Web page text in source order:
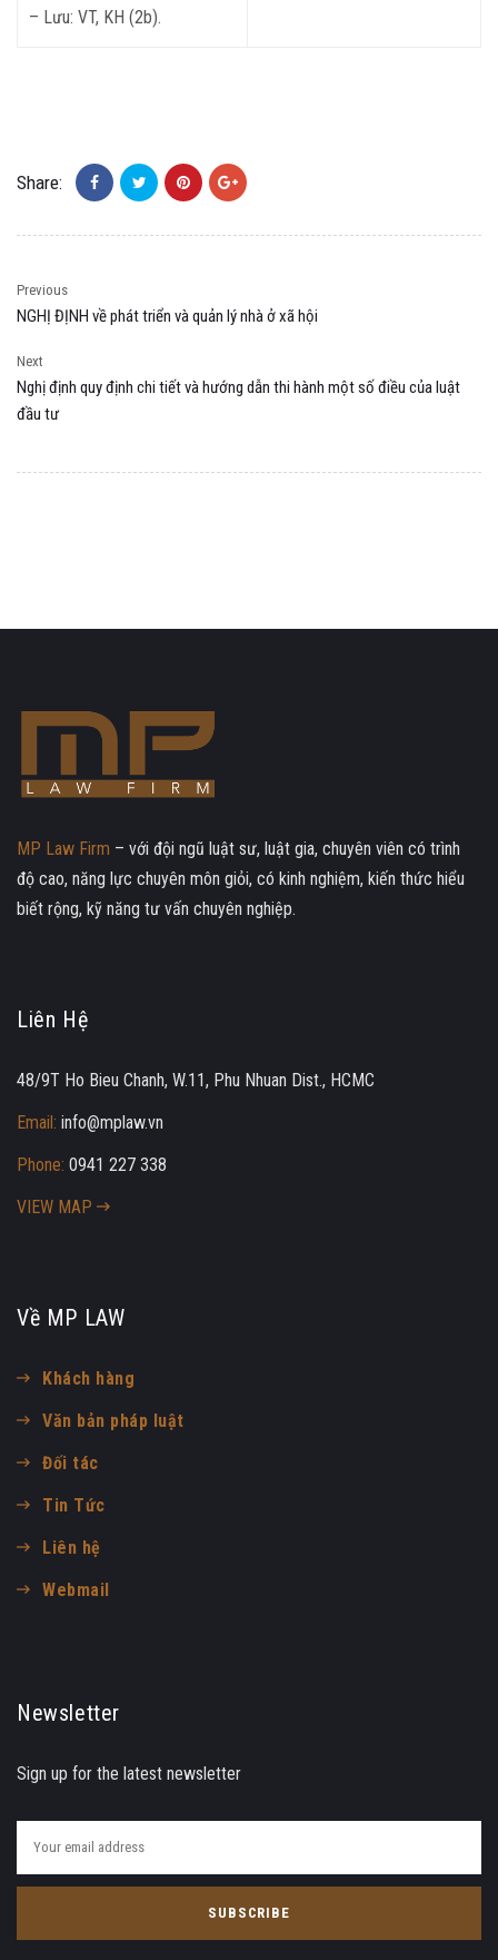
– Lưu: VT, KH (2b).
Share:
Previous
NGHỊ ĐỊNH về phát triển và quản lý nhà ở xã hội
Next
Nghị định quy định chi tiết và hướng dẫn thi hành một số điều của luật
đầu tư
MP Law Firm – với đội ngũ luật sư, luật gia, chuyên viên có trình
độ cao, năng lực chuyên môn giỏi, có kinh nghiệm, kiến thức hiểu
biết rộng, kỹ năng tư vấn chuyên nghiệp.
Liên Hệ
48/9T Ho Bieu Chanh, W.11, Phu Nhuan Dist., HCMC
Email: info@mplaw.vn
Phone: 0941 227 338
VIEW MAP
Về MP LAW
Khách hàng
Văn bản pháp luật
Đối tác
Tin Tức
Liên hệ
Webmail
Newsletter
Sign up for the latest newsletter